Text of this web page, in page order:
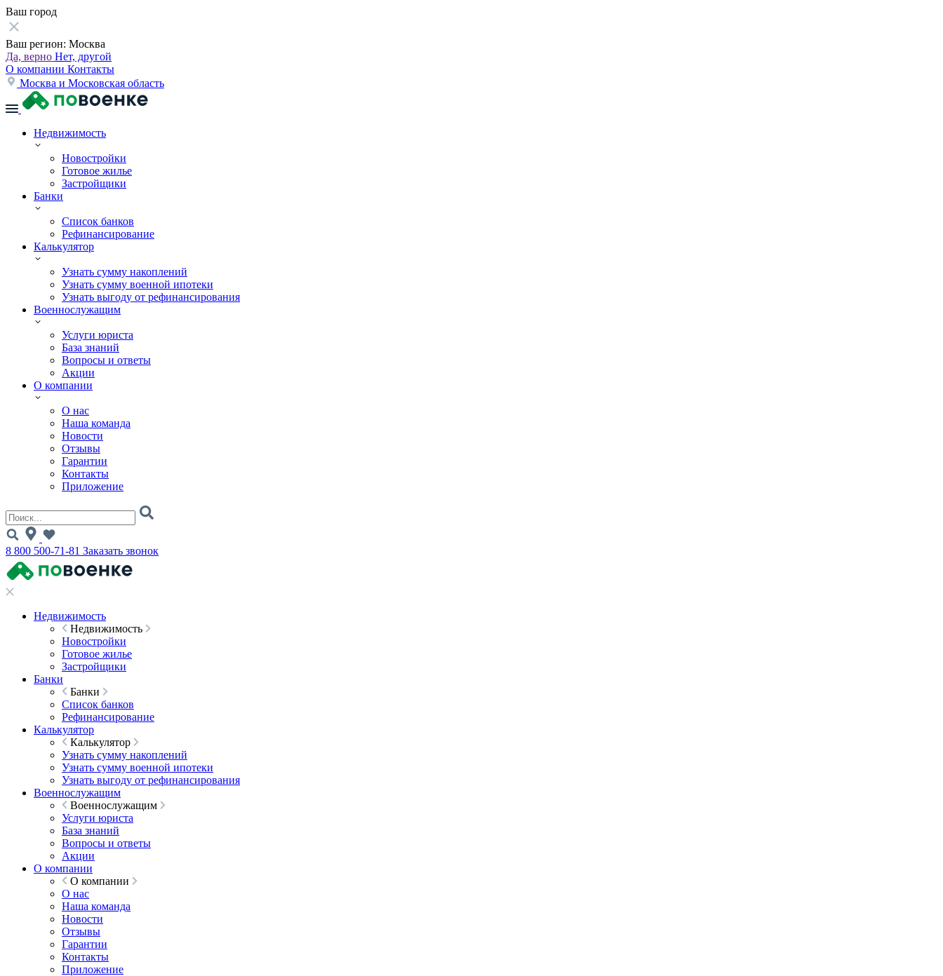
Ваш город
Ваш регион: Москва
Да, верно Нет, другой
О компании Контакты
Москва и Московская область
Недвижимость
Новостройки
Готовое жилье
Застройщики
Банки
Список банков
Рефинансирование
Калькулятор
Узнать сумму накоплений
Узнать сумму военной ипотеки
Узнать выгоду от рефинансирования
Военнослужащим
Услуги юриста
База знаний
Вопросы и ответы
Акции
О компании
О нас
Наша команда
Новости
Отзывы
Гарантии
Контакты
Приложение
8 800 500-71-81 Заказать звонок
Недвижимость
Недвижимость
Новостройки
Готовое жилье
Застройщики
Банки
Банки
Список банков
Рефинансирование
Калькулятор
Калькулятор
Узнать сумму накоплений
Узнать сумму военной ипотеки
Узнать выгоду от рефинансирования
Военнослужащим
Военнослужащим
Услуги юриста
База знаний
Вопросы и ответы
Акции
О компании
О компании
О нас
Наша команда
Новости
Отзывы
Гарантии
Контакты
Приложение